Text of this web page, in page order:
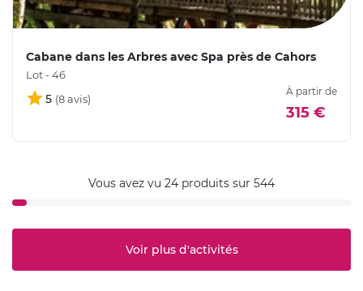
Cabane dans les Arbres avec Spa près de Cahors
Lot - 46
5
À partir de
315 €
Vous avez vu 24 produits sur 544
Voir plus d'activités